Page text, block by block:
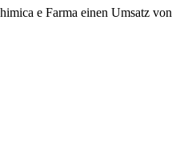
e Farma einen Umsatz von